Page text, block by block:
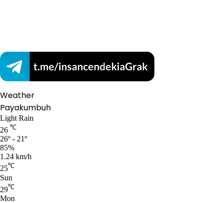
Weather
Payakumbuh
Light Rain
26 ℃
26º - 21º
85%
1.24 km/h
25℃
Sun
29℃
Mon